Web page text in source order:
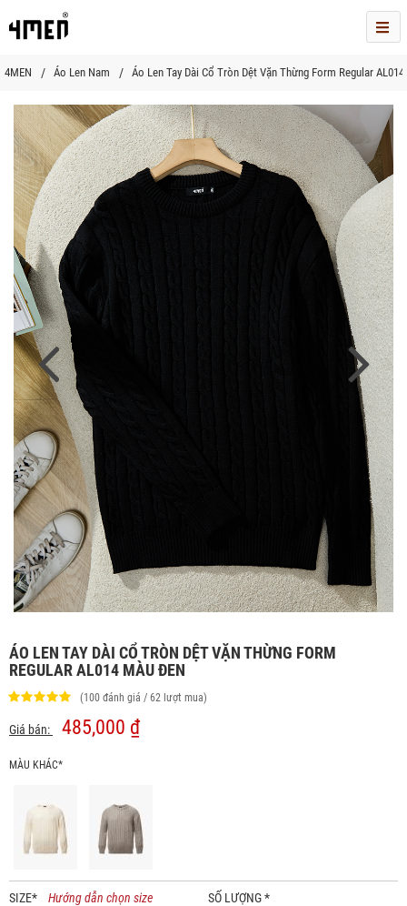
4MEN Áo Len Nam Áo Len Tay Dài Cổ Tròn Dệt Vặn Thừng Form Regular
ÁO LEN TAY DÀI CỔ TRÒN DỆT VẶN THỪNG FORM
REGULAR AL014 MÀU ĐEN
(100 đánh giá / 62 lượt mua)
Giá bán: 485,000 ₫
MÀU KHÁC*
SIZE* Hướng dẫn chọn size SỐ LƯỢNG*